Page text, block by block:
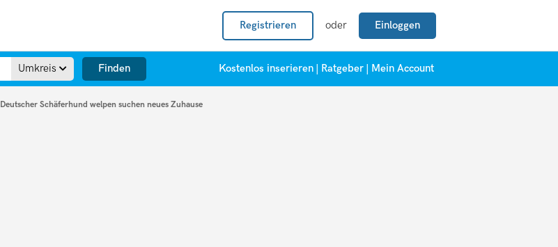
Registrieren oder Einloggen
Umkreis Finden Kostenlos inserieren Ratgeber Mein Account
Deutscher Schäferhund welpen suchen neues Zuhause